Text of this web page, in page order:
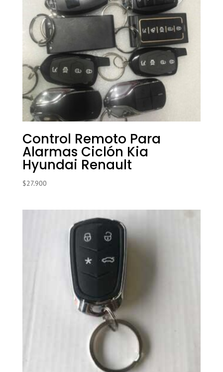
Control Remoto Para
Alarmas Ciclón Kia
Hyundai Renault
$27.900